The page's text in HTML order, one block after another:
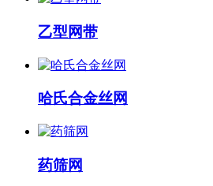
乙型网带
哈氏合金丝网
药筛网